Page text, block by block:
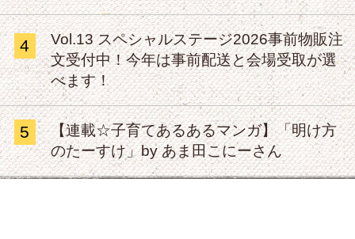
4
Vol.13 スペシャルステージ2026事前物販注
文受付中！今年は事前配送と会場受取が選
べます！
5
【連載☆子育てあるあるマンガ】「明け方
のたーすけ」by あま田こにーさん